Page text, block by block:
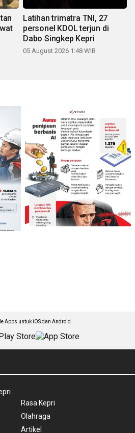
Latihan trimatra TNI, 27
personel KDOL terjun di
Dabo Singkep Kepri
05 August 2026 1:48 WIB
Apps untuk iOS dan Android
Rasa Kepri
Olahraga
Artikel